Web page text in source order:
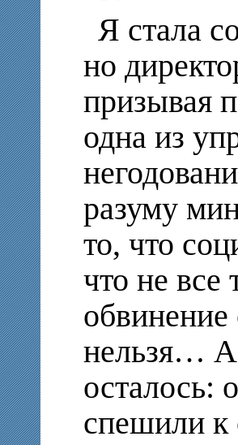
Я стала
но
призывая
одна из
разуму
то, что
что не все
нельзя… А
осталось:
спешили к